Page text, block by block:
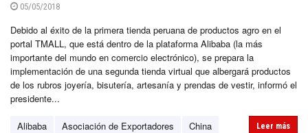
05/05/2018
Debido al éxito de la primera tienda peruana de productos agro en el
portal TMALL, que está dentro de la plataforma Alibaba (la más
importante del mundo en comercio electrónico), se prepara la
implementación de una segunda tienda virtual que albergará productos
de los rubros joyería, bisutería, artesanía y prendas de vestir, informó el
presidente...
Alibaba Asociación de Exportadores
China
Leer más